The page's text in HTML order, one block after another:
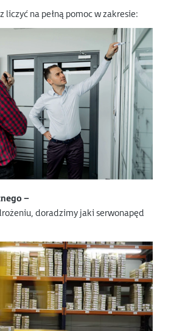
liczyć na pełną pomoc w zakresie:
–
doradzimy jaki serwonapęd